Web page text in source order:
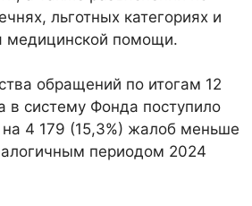
льготных категориях и
медицинской помощи.
обращений по итогам 12
в систему Фонда поступило
4 179 (15,3%) жалоб меньше
периодом 2024